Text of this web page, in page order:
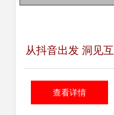
从抖音出发 洞见互
联网产品设计的本
查看详情